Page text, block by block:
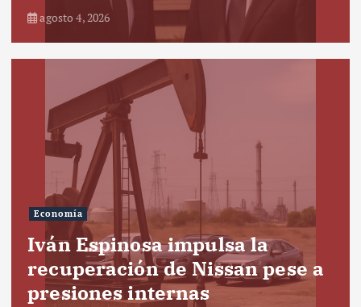
agosto 4, 2026
Economía
Iván Espinosa impulsa la
recuperación de Nissan pese a
presiones internas